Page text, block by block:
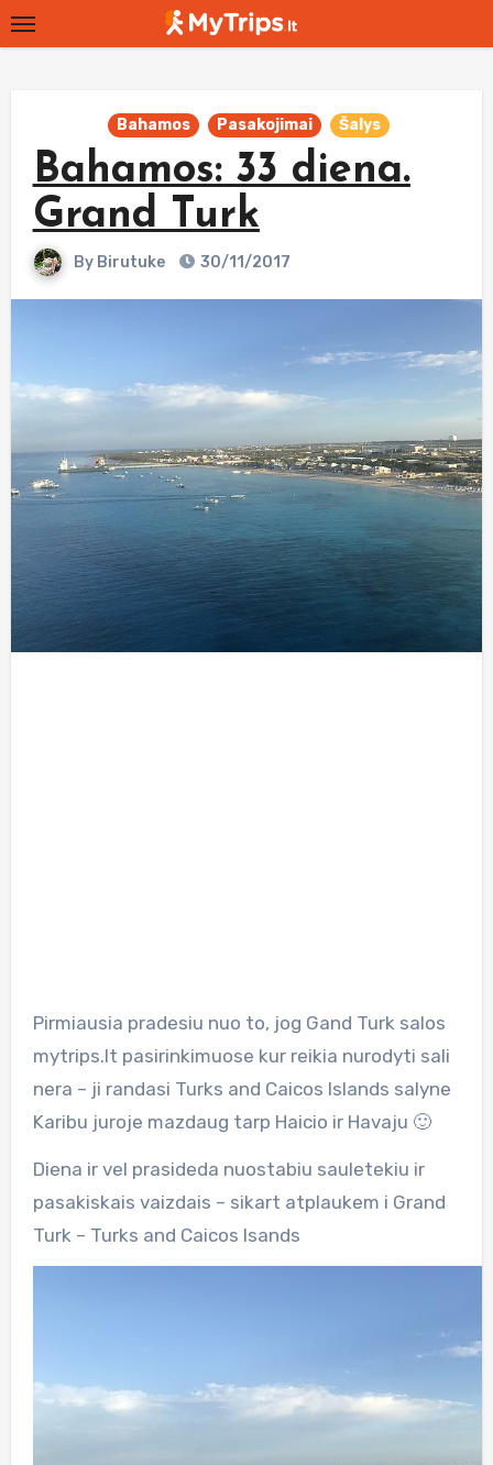
Skip
to
Bahamos Pasakojimai Šalys
Bahamos: 33 diena.
Grand Turk
By Birutuke 30/11/2017
Pirmiausia pradesiu nuo to, jog Gand Turk salos
mytrips.lt pasirinkimuose kur reikia nurodyti sali
nera – ji randasi Turks and Caicos Islands salyne
Karibu juroje mazdaug tarp Haicio ir Havaju 🙂
Diena ir vel prasideda nuostabiu sauletekiu ir
pasakiskais vaizdais – sikart atplaukem i Grand
Turk – Turks and Caicos Isands